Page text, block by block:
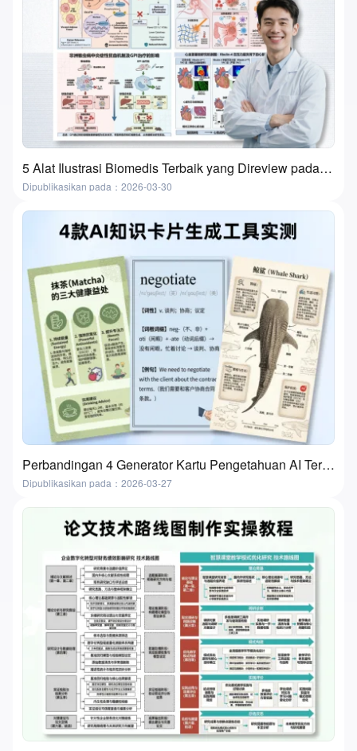
5 Alat Ilustrasi Biomedis Terbaik yang Direview pada 2026 | Fitur, Kasus Penggunaan & Cara Memilih
Dipublikasikan pada：2026-03-30
Perbandingan 4 Generator Kartu Pengetahuan AI Terbaik | Flashcard dan Kartu Belajar
Dipublikasikan pada：2026-03-27